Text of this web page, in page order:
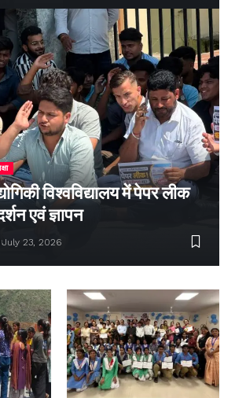
विश्वविद्यालय में पेपर लीक
एवं ज्ञापन
July 23, 2026